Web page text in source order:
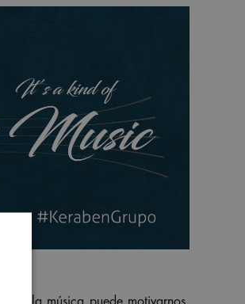
la música puede motivarnos,